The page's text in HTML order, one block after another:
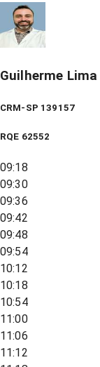
Guilherme
CRM-SP 139157
RQE 62552
09:18
09:30
09:36
09:42
09:48
09:54
10:12
10:18
10:54
11:00
11:06
11:12